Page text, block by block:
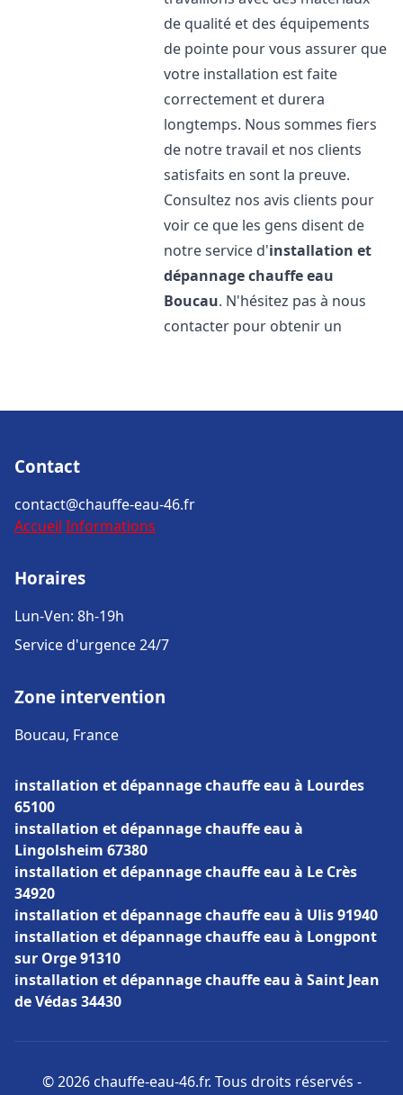
de qualité et des équipements
de pointe pour vous assurer que
votre installation est faite
correctement et durera
longtemps. Nous sommes fiers
de notre travail et nos clients
satisfaits en sont la preuve.
Consultez nos avis clients pour
voir ce que les gens disent de
notre service d'installation et
dépannage chauffe eau
Boucau. N'hésitez pas à nous
contacter pour obtenir un
Contact
contact@chauffe-eau-46.fr
Accueil Informations
Horaires
Lun-Ven: 8h-19h
Service d'urgence 24/7
Zone intervention
Boucau, France
installation et dépannage chauffe eau à Lourdes
65100
installation et dépannage chauffe eau à
Lingolsheim 67380
installation et dépannage chauffe eau à Le Crès
34920
installation et dépannage chauffe eau à Ulis 91940
installation et dépannage chauffe eau à Longpont
sur Orge 91310
installation et dépannage chauffe eau à Saint Jean
de Védas 34430
© 2026 chauffe-eau-46.fr. Tous droits réservés -